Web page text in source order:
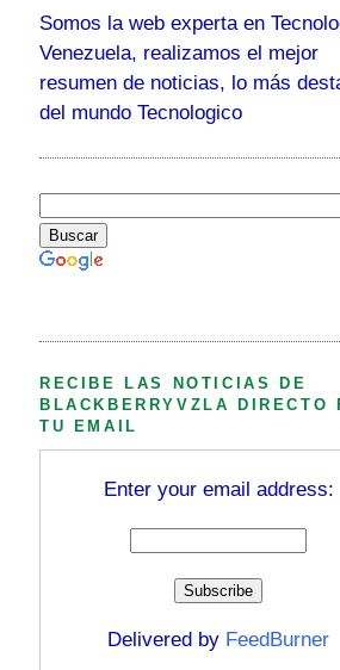
Somos la web experta en
Venezuela, realizamos el mejor
resumen de noticias, lo más
del mundo Tecnologico
RECIBE LAS NOTICIAS DE
BLACKBERRYVZLA DIRECTO
TU EMAIL
Enter your email address:
Delivered by FeedBurner